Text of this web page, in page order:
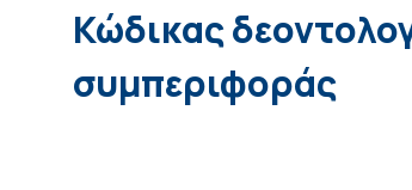
Κώδικας
συμπεριφοράς